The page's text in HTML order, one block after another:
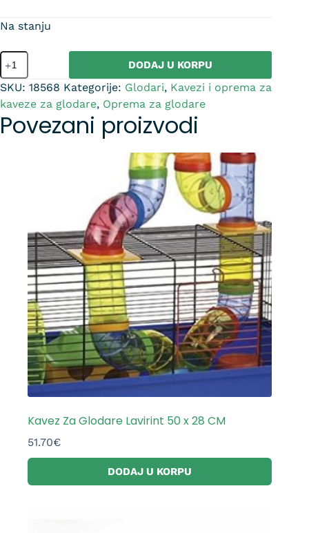
Na stanju
DODAJ U KORPU
SKU: 18568 Kategorije: Glodari, Kavezi i oprema za
kaveze za glodare, Oprema za glodare
Povezani proizvodi
Kavez Za Glodare Lavirint 50 x 28 CM
51.70€
DODAJ U KORPU